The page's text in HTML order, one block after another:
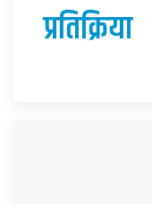
प्रतिक्रिया